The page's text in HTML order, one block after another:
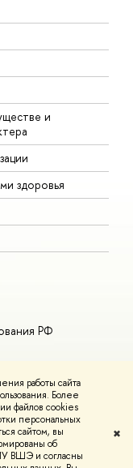
работы сайта
Более
файлов cookies
персональных
сайтом, вы
об
ВШЭ и согласны
✖
и
здоровья
РФ
Условия